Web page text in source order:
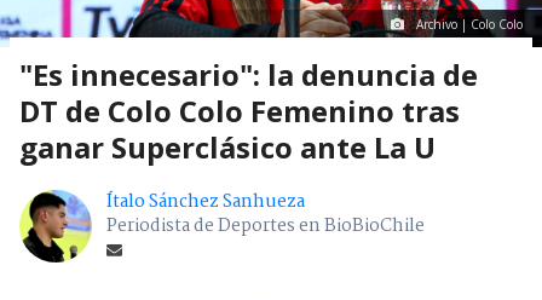
Archivo | Colo Colo
"Es innecesario": la denuncia de
DT de Colo Colo Femenino tras
ganar Superclásico ante La U
Ítalo Sánchez Sanhueza
Periodista de Deportes en BioBioChile